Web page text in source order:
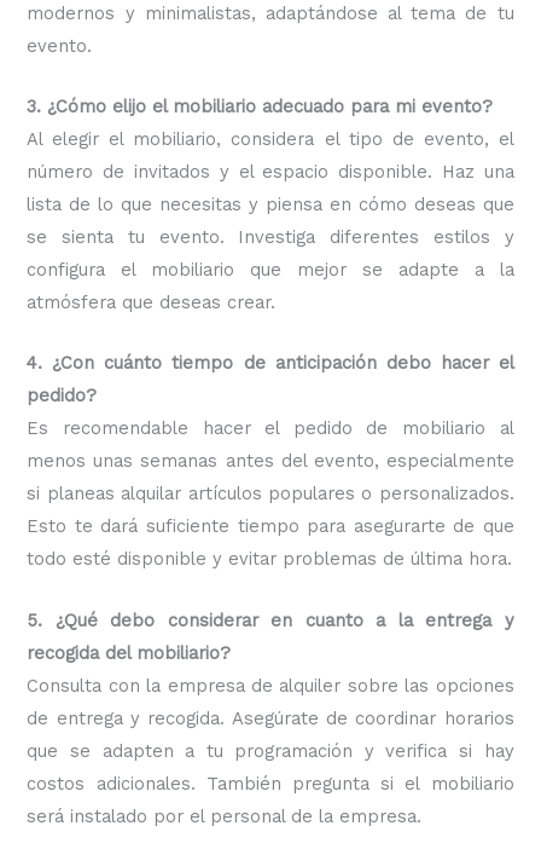
modernos y minimalistas, adaptándose al tema de tu
evento.
3. ¿Cómo elijo el mobiliario adecuado para mi evento?
Al elegir el mobiliario, considera el tipo de evento, el
número de invitados y el espacio disponible. Haz una
lista de lo que necesitas y piensa en cómo deseas que
se sienta tu evento. Investiga diferentes estilos y
configura el mobiliario que mejor se adapte a la
atmósfera que deseas crear.
4. ¿Con cuánto tiempo de anticipación debo hacer el
pedido?
Es recomendable hacer el pedido de mobiliario al
menos unas semanas antes del evento, especialmente
si planeas alquilar artículos populares o personalizados.
Esto te dará suficiente tiempo para asegurarte de que
todo esté disponible y evitar problemas de última hora.
5. ¿Qué debo considerar en cuanto a la entrega y
recogida del mobiliario?
Consulta con la empresa de alquiler sobre las opciones
de entrega y recogida. Asegúrate de coordinar horarios
que se adapten a tu programación y verifica si hay
costos adicionales. También pregunta si el mobiliario
será instalado por el personal de la empresa.